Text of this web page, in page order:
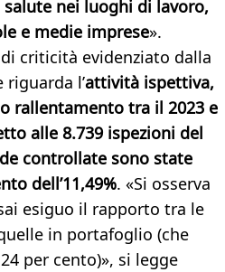
nei luoghi di lavoro,
e medie imprese».
criticità evidenziato dalla
l’attività ispettiva,
rallentamento tra il 2023 e
alle 8.739 ispezioni del
controllate sono state
dell’11,49%. «Si osserva
esiguo il rapporto tra le
in portafoglio (che
per cento)», si legge